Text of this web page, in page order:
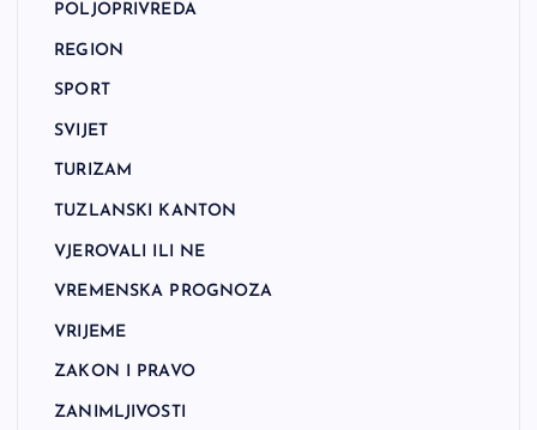
POLJOPRIVREDA
REGION
SPORT
SVIJET
TURIZAM
TUZLANSKI KANTON
VJEROVALI ILI NE
VREMENSKA PROGNOZA
VRIJEME
ZAKON I PRAVO
ZANIMLJIVOSTI